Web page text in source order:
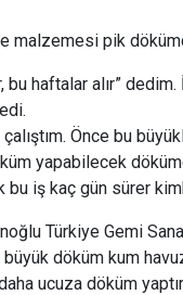
malzemesi pik
haftalar alır”
Önce bu
yapabilecek
bu iş kaç gün sürer
Türkiye Gemi
döküm kum
ucuza döküm